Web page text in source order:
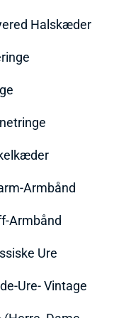
Halskæder
Armbånd
Armbånd
Ure
Ure- Vintage